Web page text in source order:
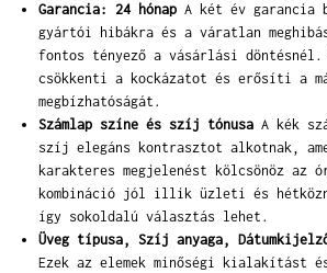
Garancia: 24 hónap A két év garancia
gyártói hibákra és a váratlan
fontos tényező a vásárlási döntésnél.
csökkenti a kockázatot és erősíti a
megbízhatóságát.
Számlap színe és szíj tónusa A kék
szíj elegáns kontrasztot alkotnak,
karakteres megjelenést kölcsönöz az
kombináció jól illik üzleti és
így sokoldalú választás lehet.
Üveg típusa, Szíj anyaga,
Ezek az elemek minőségi kialakítást